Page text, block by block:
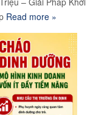
Read more »